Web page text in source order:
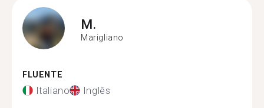
M.
Marigliano
FLUENTE
Italiano Inglês